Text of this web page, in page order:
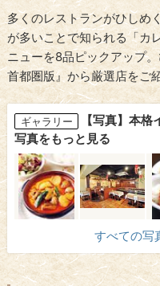
多くのレストランがひしめ
が多いことで知られる「カ
ニューを8品ピックアップ
首都圏版』から厳選店をご
ギャラリー
【写真】本
写真をもっと見る
すべての写